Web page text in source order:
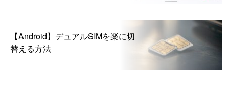
【Android】デュアルSIMを楽に切
替える方法